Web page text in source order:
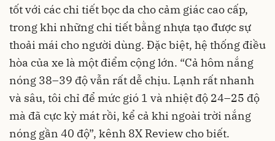
tốt với các chi tiết bọc da cho cảm giác cao cấp,
trong khi những chi tiết bằng nhựa tạo được sự
thoải mái cho người dùng. Đặc biệt, hệ thống điều
hòa của xe là một điểm cộng lớn. “Cả hôm nắng
nóng 38–39 độ vẫn rất dễ chịu. Lạnh rất nhanh
và sâu, tôi chỉ để mức gió 1 và nhiệt độ 24–25 độ
mà đã cực kỳ mát rồi, kể cả khi ngoài trời nắng
nóng gần 40 độ”, kênh 8X Review cho biết.